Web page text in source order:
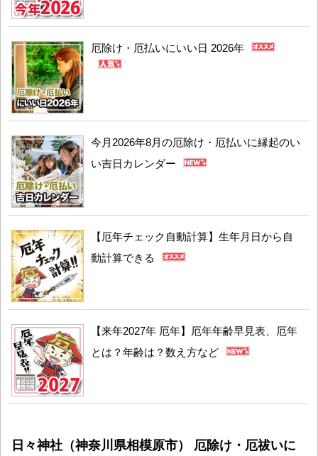
厄除け・厄払いにいい日 2026年
今月2026年8月の厄除け・厄払いに縁起のい
い吉日カレンダー
【厄年チェック自動計算】生年月日から自
動計算できる
【来年2027年 厄年】厄年年齢早見表、厄年
とは？年齢は？数え方など
日々神社（神奈川県相模原市） 厄除け・厄祓いに